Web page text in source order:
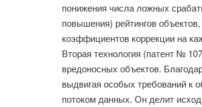
понижения числа ложных
повышения) рейтингов
коэффициентов коррекции на
Вторая технология (патент №
вредоносных объектов.
выдвигая особых требований к
потоком данных. Он делит